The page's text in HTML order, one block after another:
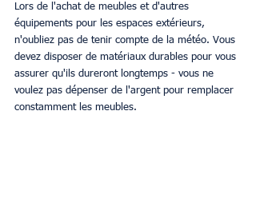
Lors de l'achat de meubles et d'autres
équipements pour les espaces extérieurs,
n'oubliez pas de tenir compte de la météo. Vous
devez disposer de matériaux durables pour vous
assurer qu'ils dureront longtemps - vous ne
voulez pas dépenser de l'argent pour remplacer
constamment les meubles.